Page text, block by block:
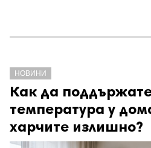
НОВИНИ
Как да
температура у
харчите излишно?